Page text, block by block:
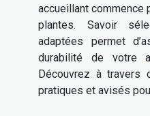
accueillant commence
plantes. Savoir
adaptées permet
durabilité de votre
Découvrez à travers
pratiques et avisés